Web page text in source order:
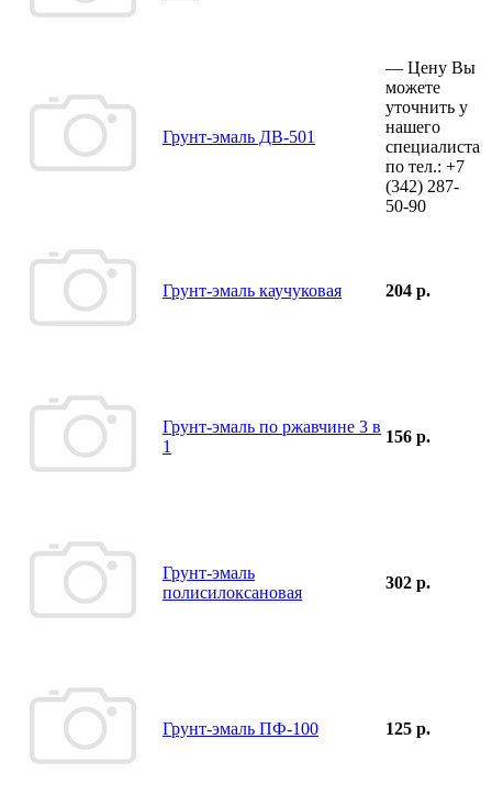
Грунт-эмаль ДВ-501
— Цену Вы
можете
уточнить у
нашего
специалиста
по тел.: +7
(342) 287-
50-90
Грунт-эмаль каучуковая 204 р.
Грунт-эмаль по ржавчине 3 в
1
156 р.
Грунт-эмаль
полисилоксановая
302 р.
Грунт-эмаль ПФ-100 125 р.